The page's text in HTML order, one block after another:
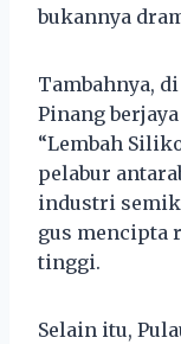
bukannya
Tambahnya,
Pinang
“Lembah
pelabur
industri
gus mencipta
tinggi.
Selain itu,